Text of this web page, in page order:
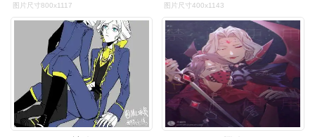
图片尺寸800x1117 图片尺寸400x1143